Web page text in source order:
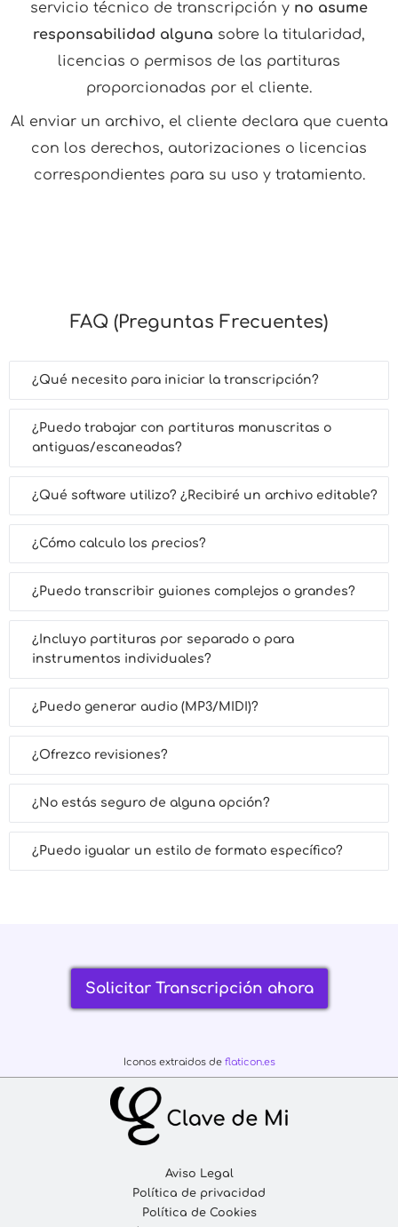
servicio técnico de transcripción y no asume
responsabilidad alguna sobre la titularidad,
licencias o permisos de las partituras
proporcionadas por el cliente.
Al enviar un archivo, el cliente declara que cuenta
con los derechos, autorizaciones o licencias
correspondientes para su uso y tratamiento.
FAQ (Preguntas Frecuentes)
¿Qué necesito para iniciar la transcripción?
¿Puedo trabajar con partituras manuscritas o
antiguas/escaneadas?
¿Qué software utilizo? ¿Recibiré un archivo editable?
¿Cómo calculo los precios?
¿Puedo transcribir guiones complejos o grandes?
¿Incluyo partituras por separado o para
instrumentos individuales?
¿Puedo generar audio (MP3/MIDI)?
¿Ofrezco revisiones?
¿No estás seguro de alguna opción?
¿Puedo igualar un estilo de formato específico?
Solicitar Transcripción ahora
Iconos extraidos de flaticon.es
Aviso Legal
Política de privacidad
Política de Cookies